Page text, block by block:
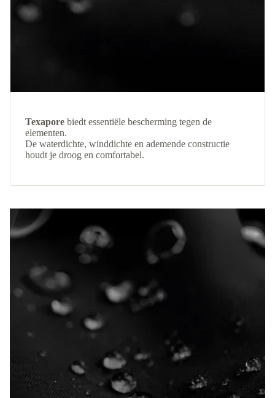
Texapore biedt essentiële bescherming tegen de
elementen.
De waterdichte, winddichte en ademende constructie
houdt je droog en comfortabel.